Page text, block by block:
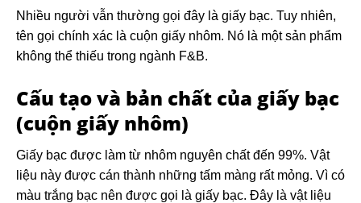
Nhiều người vẫn thường gọi đây là giấy bạc. Tuy nhiên,
tên gọi chính xác là cuộn giấy nhôm. Nó là một sản phẩm
không thể thiếu trong ngành F&B.
Cấu tạo và bản chất của giấy bạc
(cuộn giấy nhôm)
Giấy bạc được làm từ nhôm nguyên chất đến 99%. Vật
liệu này được cán thành những tấm màng rất mỏng. Vì có
màu trắng bạc nên được gọi là giấy bạc. Đây là vật liệu